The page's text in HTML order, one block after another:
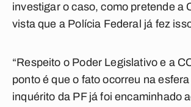
investigar o caso, como pretende a
vista que a Polícia Federal já fez
“Respeito o Poder Legislativo e a
ponto é que o fato ocorreu na
inquérito da PF já foi encaminhado